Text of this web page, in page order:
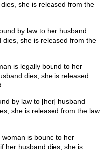
she is released from the
by law to her husband
dies, she is released from the
is legally bound to her
dies, she is released
by law to [her] husband
she is released from the law
is bound to her
her husband dies, she is